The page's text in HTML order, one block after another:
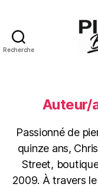
Recherche
Auteur/
Passionné de
quinze ans,
Street,
2009. À travers